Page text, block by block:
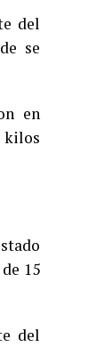
del
se
en
kilos
15
del